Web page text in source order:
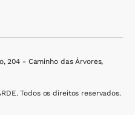
204 - Caminho das Árvores,
Todos os direitos reservados.